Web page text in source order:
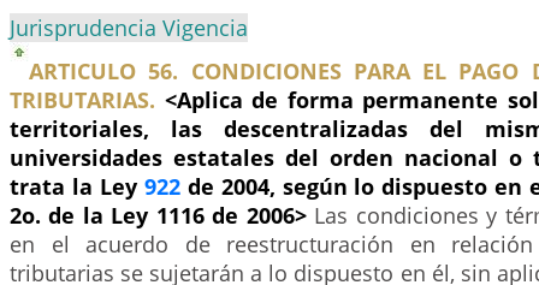
Jurisprudencia Vigencia
ARTICULO 56. CONDICIONES PARA EL PAGO
TRIBUTARIAS. <Aplica de forma permanente
territoriales, las descentralizadas del
universidades estatales del orden nacional
trata la Ley 922de 2004, según lo dispuesto
2o. de la Ley 1116 de 2006> Las condiciones y
en el acuerdo de reestructuración en
tributarias se sujetarán a lo dispuesto en él, sin